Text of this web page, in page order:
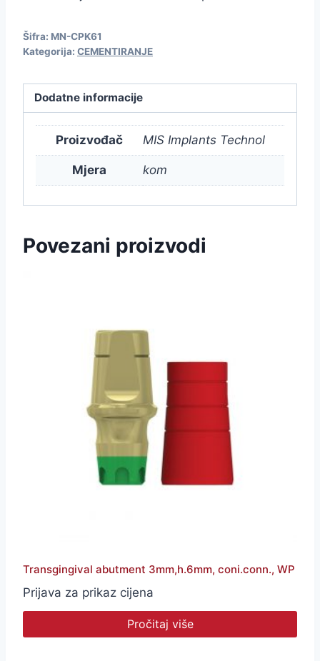
Šifra: MN-CPK61
Kategorija: CEMENTIRANJE
Dodatne informacije
Proizvođač MIS Implants Technol
Mjera kom
Povezani proizvodi
Transgingival abutment 3mm,h.6mm, coni.conn., WP
Prijava za prikaz cijena
Pročitaj više